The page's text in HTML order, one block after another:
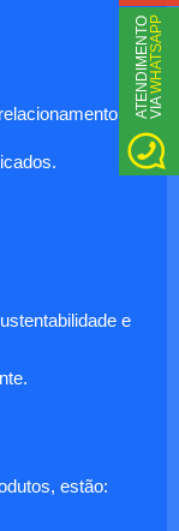
e
estão:
A
TE
N
D
I
M
E
N
T
O
V
I
AWHATSAPP